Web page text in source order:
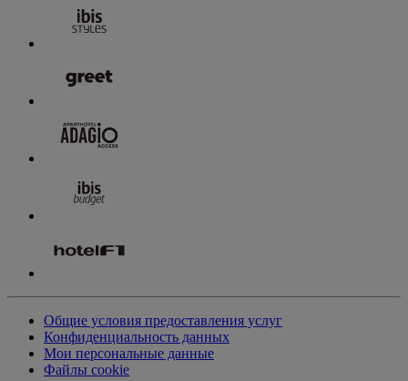
Общие условия предоставления услуг
Конфиденциальность данных
Мои персональные данные
Файлы cookie